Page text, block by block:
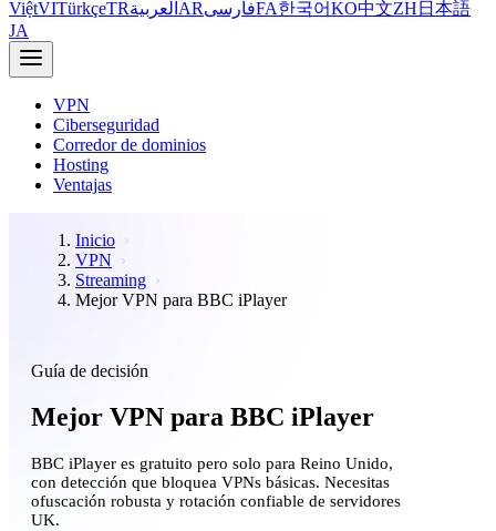
ViệtVITürkçeTRالعربية ARفارسیFA한국어KO中文ZH 日本語
JA
VPN
Ciberseguridad
Corredor de dominios
Hosting
Ventajas
Inicio
VPN
Streaming
Mejor VPN para BBC iPlayer
Guía de decisión
Mejor VPN para BBC iPlayer
BBC iPlayer es gratuito pero solo para Reino Unido,
con detección que bloquea VPNs básicas. Necesitas
ofuscación robusta y rotación confiable de servidores
UK.